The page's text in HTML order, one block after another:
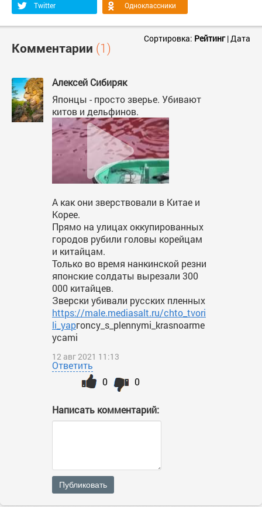
Twitter
Одноклассники
Комментарии (1)
Сортировка: Рейтинг|Дата
Алексей Сибиряк
Японцы - просто зверье. Убивают
китов и дельфинов.
А как они зверствовали в Китае и
Корее.
Прямо на улицах оккупированных
городов рубили головы корейцам
и китайцам.
Только во время нанкинской резни
японские солдаты вырезали 300
000 китайцев.
Зверски убивали русских пленных
https://male.mediasalt.ru/chto_tvori
li_yapгoncy_s_plennymi_krasnoarme
ycami
12 авг 2021 11:13
Ответить
0
0
Написать комментарий:
Публиковать